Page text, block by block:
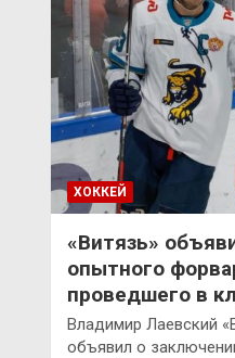
ХОККЕЙ
«Витязь»
опытного
проведшего в
Владимир Лаевский
объявил о